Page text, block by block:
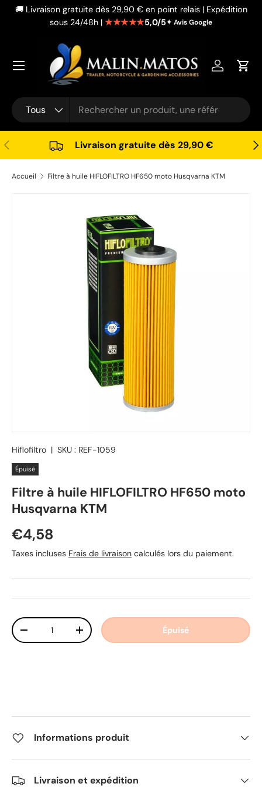
Aller au contenu
🚚 Livraison gratuite dès 29,90 € en point relais | Expédition
sous 24/48h | ★★★★★5,0/5✦ Avis Google
Recherche
Type de produit
Tous
Se
Précédent Livraison gratuite dès 29,90 €
Accueil Filtre à huile HIFLOFILTRO HF650 moto Husqvarna KTM
Passer aux informations produits
Hiflofiltro | SKU : REF-1059
Épuisé
Filtre à huile HIFLOFILTRO HF650 moto
Husqvarna KTM
Prix habituel
€4,58
Taxes incluses Frais de livraison calculés lors du paiement.
Qté
Diminuer la quantitéAugmenter la quantitéÉpuisé
Informations produit
Livraison et expédition